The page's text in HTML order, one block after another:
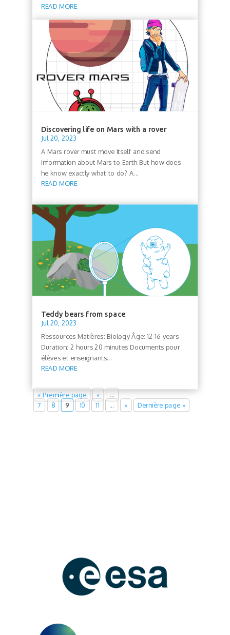
READ MORE
Discovering life on Mars with a rover
Jul 20, 2023
A Mars rover must move itself and send
information about Mars to Earth.But how does
he know exactly what to do? A...
READ MORE
Teddy bears from space
Jul 20, 2023
Ressources Matières: Biology Âge: 12-16 years
Duration: 2 hours 20 minutes Documents pour
élèves et enseignants...
READ MORE
« Première page «
7
8 9 10 11 … » Dernière page »